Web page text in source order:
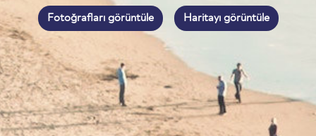
Fotoğrafları görüntüle Haritayı görüntüle